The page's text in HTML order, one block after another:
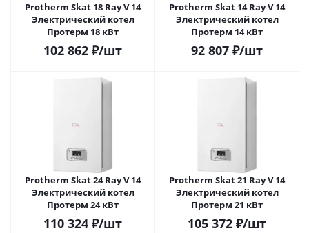
Protherm Skat 18 Ray V 14
Электрический котел
Протерм 18 кВт
102 862 ₽/шт
Protherm Skat 14 Ray V 14
Электрический котел
Протерм 14 кВт
92 807 ₽/шт
Protherm Skat 24 Ray V 14
Электрический котел
Протерм 24 кВт
110 324 ₽/шт
Protherm Skat 21 Ray V 14
Электрический котел
Протерм 21 кВт
105 372 ₽/шт